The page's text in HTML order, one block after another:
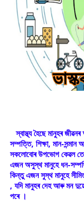
স্বাস্থ্য হৈছে মানুহৰ
সম্পত্তি, শিক্ষা, মান-
সকলোবোৰ উপভোগ কেৱল
এজন অসুস্থ মানুহে ধন-
কিন্তু এজন সুস্থ মানুহে
, যদি মানুহৰ দেহ আৰু মন
পৰে ।